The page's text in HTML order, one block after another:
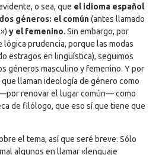
o sea, que el idioma español
géneros: el común(antes llamado
y el femenino. Sin embargo, por
prudencia, porque las modas
estragos en lingüística), seguimos
géneros masculino y femenino. Y por
llaman ideología de género como
renovar el lugar común— como
de filólogo, que eso sí que tiene que
el tema, así que seré breve. Sólo
algunos en llamar «lenguaje